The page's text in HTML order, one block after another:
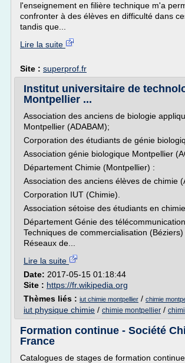
l'enseignement en filière technique m'a
confronter à des élèves en difficulté dans
tandis que...
Lire la suite
Site : superprof.fr
Institut universitaire de
Montpellier ...
Association des anciens de biologie
Montpellier (ADABAM);
Corporation des étudiants de génie
Association génie biologique Montpellier
Département Chimie (Montpellier) :
Association des anciens élèves de chimie
Corporation IUT (Chimie).
Association sétoise des étudiants en chimie.
Département Génie des
Techniques de commercialisation
Réseaux de...
Lire la suite
Date: 2017-05-15 01:18:44
Site : https://fr.wikipedia.org
Thèmes liés : iut chimie montpellier / chimie
iut physique chimie / chimie montpellier /
Formation continue - Société
France
Catalogues de stages de formation continue